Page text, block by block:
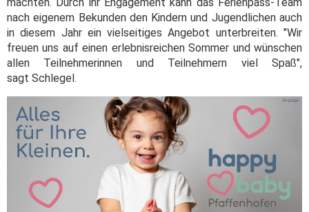
machten. Durch ihr Engagement kann das Ferienpass-Team
nach eigenem Bekunden den Kindern und Jugendlichen auch
in diesem Jahr ein vielseitiges Angebot unterbreiten. "Wir
freuen uns auf einen erlebnisreichen Sommer und wünschen
allen Teilnehmerinnen und Teilnehmern viel Spaß",
sagt Schlegel.